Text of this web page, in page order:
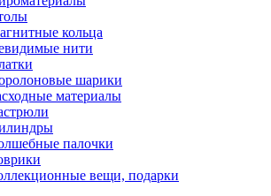
кольца
нити
шарики
материалы
палочки
вещи, подарки